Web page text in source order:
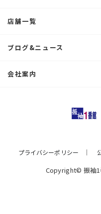
店舗一覧
ブログ&ニュース
会社案内
プライバシーポリシー
Copyright© 振袖